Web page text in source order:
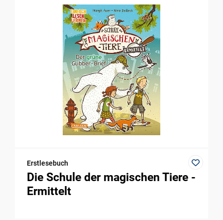
Erstlesebuch
Die Schule der magischen Tiere -
Ermittelt